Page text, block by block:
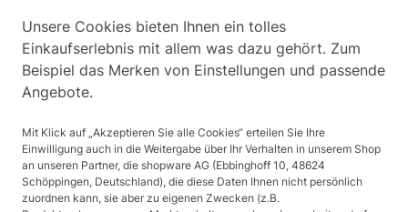
Farbe
Maserung
Stein
Unsere Cookies bieten Ihnen ein tolles
Einkaufserlebnis mit allem was dazu gehört. Zum
Beispiel das Merken von Einstellungen und passende
Angebote.
Mit Klick auf „Akzeptieren Sie alle Cookies“ erteilen Sie Ihre
Einwilligung auch in die Weitergabe über Ihr Verhalten in unserem Shop
an unseren Partner, die shopware AG (Ebbinghoff 10, 48624
Schöppingen, Deutschland), die diese Daten Ihnen nicht persönlich
zuordnen kann, sie aber zu eigenen Zwecken (z.B.